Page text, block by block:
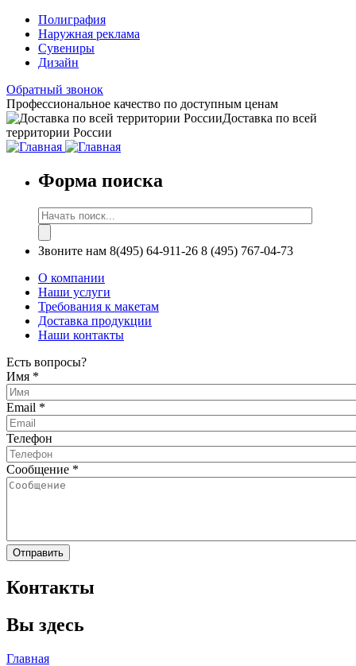
Полиграфия
Наружная реклама
Сувениры
Дизайн
Обратный звонок
Профессиональное качество по доступным ценам
Доставка по всей
территории России
Форма поиска
Звоните нам 8(495) 64-911-26 8 (495) 767-04-73
О компании
Наши услуги
Требования к макетам
Доставка продукции
Наши контакты
Есть вопросы?
Имя *
Email *
Телефон
Сообщение *
Контакты
Вы здесь
Главная